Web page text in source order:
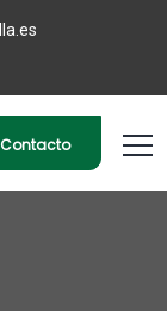
Contacto